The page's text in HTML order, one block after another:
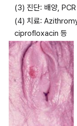
(3) 진단: 배양, PCR
(4) 치료:
ciprofloxacin 등